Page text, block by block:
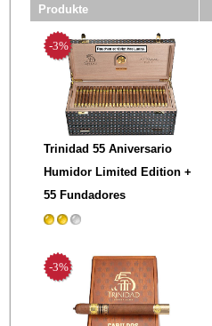
Produkte
-3%
Trinidad 55 Aniversario
Humidor Limited Edition +
55 Fundadores
-3%